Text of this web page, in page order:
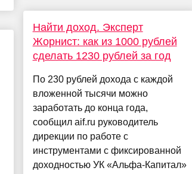
Найти доход. Эксперт
Жорнист: как из 1000 рублей
сделать 1230 рублей за год
По 230 рублей дохода с каждой
вложенной тысячи можно
заработать до конца года,
сообщил aif.ru руководитель
дирекции по работе с
инструментами с фиксированной
доходностью УК «Альфа-Капитал»